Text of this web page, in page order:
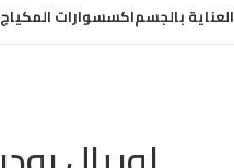
العناية بالجسماكسسوارات المكياج